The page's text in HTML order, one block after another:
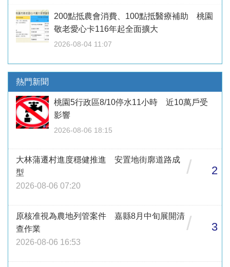
200點抵農會消費、100點抵醫療補助 桃園
敬老愛心卡116年起全面擴大
2026-08-04 11:07
熱門新聞
桃園5行政區8/10停水11小時 近10萬戶受
影響
2026-08-06 18:15
大林蒲遷村進度穩健推進 安置地街廓道路成
型
2026-08-06 07:20
/ 2
原核准視為農地列管案件 嘉縣8月中旬展開清
查作業
2026-08-06 16:53
/ 3